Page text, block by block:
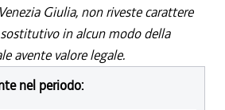
Giulia, non riveste carattere
in alcun modo della
avente valore legale.
nel periodo: